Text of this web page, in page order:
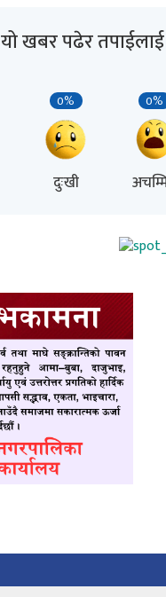
यो खबर पढेर
0%
दुःखी
0%